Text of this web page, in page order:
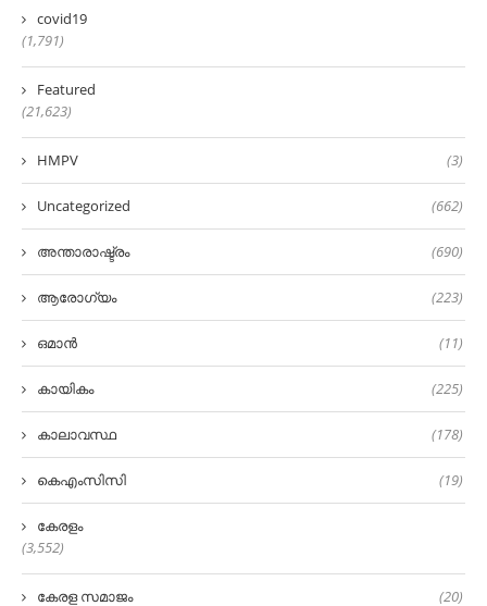
covid19
(1,791)
Featured
(21,623)
HMPV (3)
Uncategorized (662)
അന്താരാഷ്ട്രം (690)
ആരോഗ്യം (223)
ഒമാൻ (11)
കായികം (225)
കാലാവസ്ഥ (178)
കെഎംസിസി (19)
കേരളം
(3,552)
കേരള സമാജം (20)